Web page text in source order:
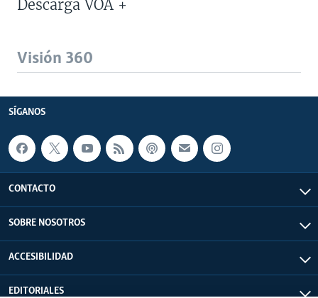
Descarga VOA +
Visión 360
SÍGANOS
CONTACTO
SOBRE NOSOTROS
ACCESIBILIDAD
EDITORIALES